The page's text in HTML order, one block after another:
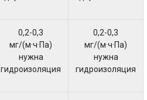
0,2-0,3
мг/(м·ч·Па)
нужна
гидроизоляция
0,2-0,3
мг/(м·ч·Па)
нужна
гидроизоляция